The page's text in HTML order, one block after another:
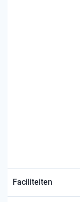
Faciliteiten